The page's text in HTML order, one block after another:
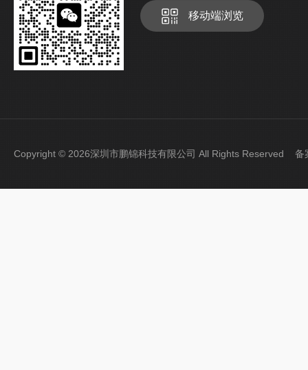
移动端浏览
Copyright © 2026深圳市鹏锦科技有限公司 All Rights Reserved 备